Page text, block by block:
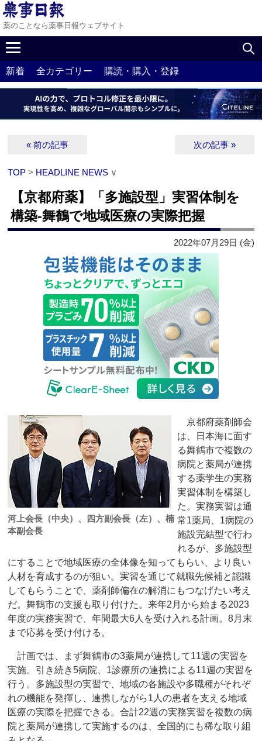
薬のことなら薬事日報ウェブサイト
新着 全カテゴリー 購読・購入・登録
« 前の記事 次の記事 »
TOP > HEADLINE NEWS ∨
【京都府薬】「多施設型」実習体制を
構築‐舞鶴で地域医療の実際把握
2022年07月29日 (金)
河上会長（中央）、四方副会長（左）、楠
本副会長
京都府薬剤師会
は、日本海に面す
る舞鶴市で複数の
病院と薬局が連携
する薬学生の実務
実習体制を構築し
た。実務実習は通
常1薬局、1病院の
施設完結型で行わ
れるが、多施設型
にすることで地域医療の全体像を知ってもらい、より良い
人材を育成するのが狙い。実習を通じて就職先候補と認識
してもらうことで、薬剤師偏在の解消にもつなげたい考え
だ。舞鶴市の支援も取り付けた。来年2月から始まる2023
年度の実務実習で、年間最大6人を受け入れる計画。8月末
まで応募を受け付ける。
計画では、まず舞鶴市の3薬局が連携して11週の実習を
実施。引き続き5病院、1診療所の連携による11週の実習を
行う。多施設型の実習で、地域の各施設や多職種がそれぞ
れの機能を発揮し、連携しながら1人の患者を支える地域
医療の実際を把握できる。合計22週の実務実習を複数の病
院と薬局が連携して実施するのは、全国的にも稀な取り組